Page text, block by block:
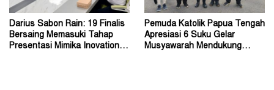
Darius Sabon Rain: 19 Finalis
Bersaing Memasuki Tahap
Presentasi Mimika Inovation
Pemuda Katolik Papua Tengah
Apresiasi 6 Suku Gelar
Musyawarah Mendukung